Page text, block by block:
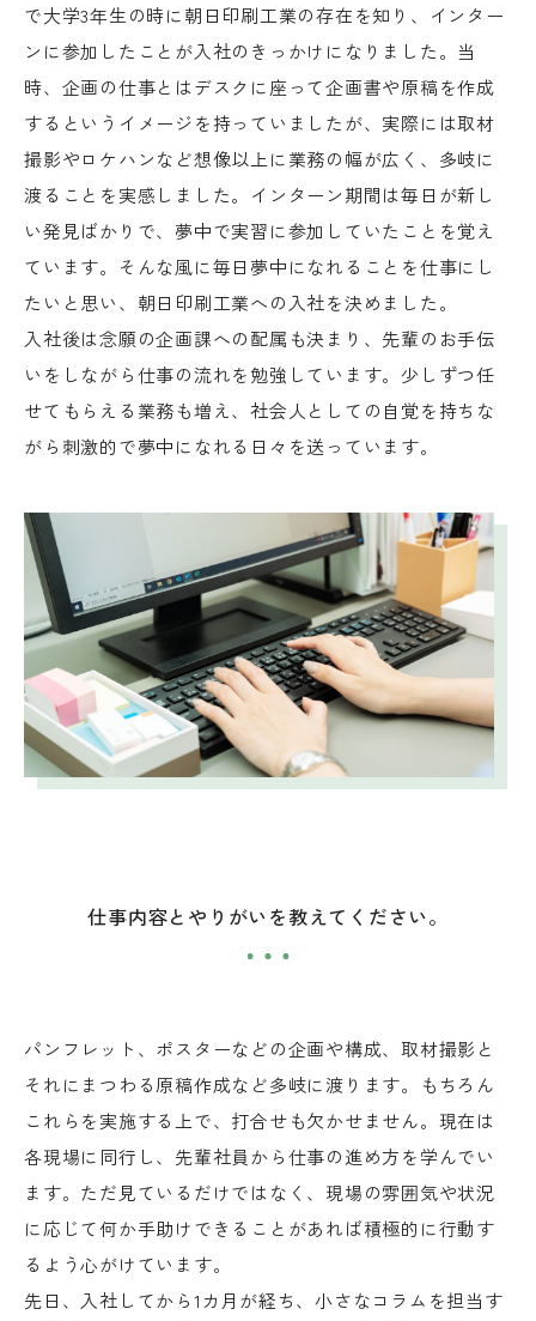
で大学3年生の時に朝日印刷工業の存在を知り、インター
ンに参加したことが入社のきっかけになりました。当
時、企画の仕事とはデスクに座って企画書や原稿を作成
するというイメージを持っていましたが、実際には取材
撮影やロケハンなど想像以上に業務の幅が広く、多岐に
渡ることを実感しました。インターン期間は毎日が新し
い発見ばかりで、夢中で実習に参加していたことを覚え
ています。そんな風に毎日夢中になれることを仕事にし
たいと思い、朝日印刷工業への入社を決めました。
入社後は念願の企画課への配属も決まり、先輩のお手伝
いをしながら仕事の流れを勉強しています。少しずつ任
せてもらえる業務も増え、社会人としての自覚を持ちな
がら刺激的で夢中になれる日々を送っています。
仕事内容とやりがいを教えてください。
パンフレット、ポスターなどの企画や構成、取材撮影と
それにまつわる原稿作成など多岐に渡ります。もちろん
これらを実施する上で、打合せも欠かせません。現在は
各現場に同行し、先輩社員から仕事の進め方を学んでい
ます。ただ見ているだけではなく、現場の雰囲気や状況
に応じて何か手助けできることがあれば積極的に行動す
るよう心がけています。
先日、入社してから1カ月が経ち、小さなコラムを担当す